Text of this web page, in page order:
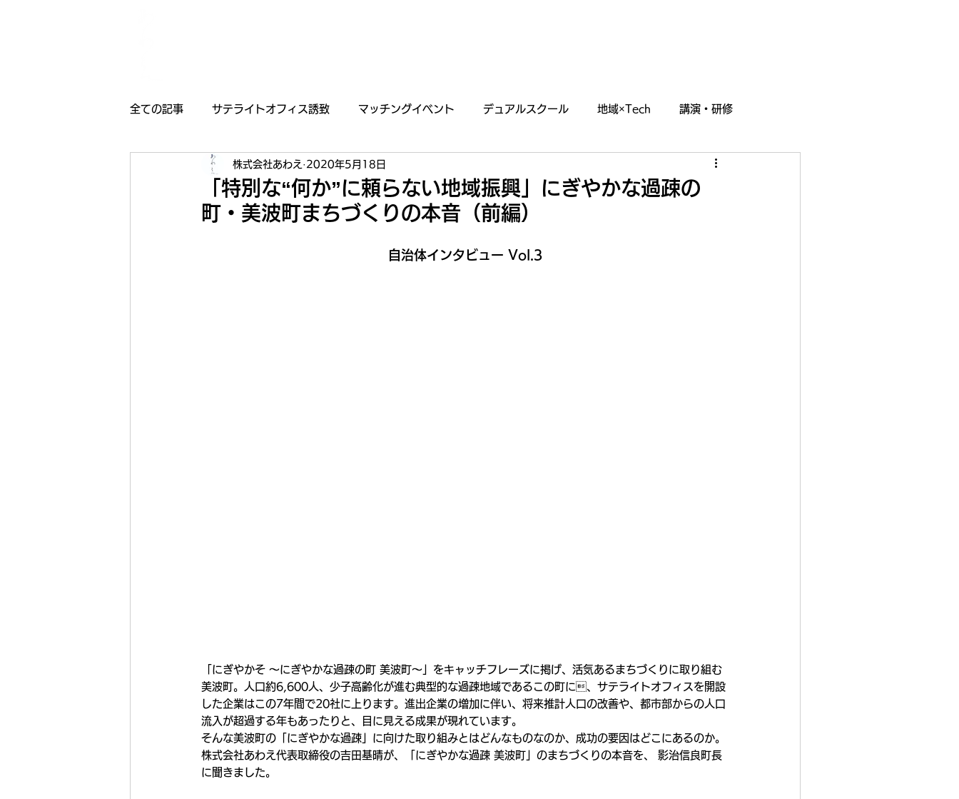
全ての記事 サテライトオフィス誘致 マッチングイベント デュアルスクール 地域×Tech 講演・研修
受賞歴 お知らせ 掲載・出演情報
「特別な“何か”に頼らない地域振興」にぎやかな過疎の
町・美波町まちづくりの本音（前編）
株式会社あわえ 2020年5月18日
自治体インタビュー Vol.3
「にぎやかそ 〜にぎやかな過疎の町 美波町〜」をキャッチフレーズに掲げ、活気あるまちづくりに取り組む
美波町。人口約6,600人、少子高齢化が進む典型的な過疎地域であるこの町に、サテライトオフィスを開設
した企業はこの7年間で20社に上ります。進出企業の増加に伴い、将来推計人口の改善や、都市部からの人口
流入が超過する年もあったりと、目に見える成果が現れています。
そんな美波町の「にぎやかな過疎」に向けた取り組みとはどんなものなのか、成功の要因はどこにあるのか。
株式会社あわえ代表取締役の吉田基晴が、「にぎやかな過疎 美波町」のまちづくりの本音を、 影治信良町長
に聞きました。